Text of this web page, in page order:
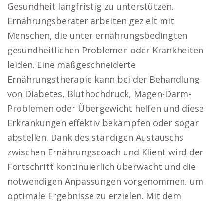
Gesundheit langfristig zu unterstützen.
Ernährungsberater arbeiten gezielt mit
Menschen, die unter ernährungsbedingten
gesundheitlichen Problemen oder Krankheiten
leiden. Eine maßgeschneiderte
Ernährungstherapie kann bei der Behandlung
von Diabetes, Bluthochdruck, Magen-Darm-
Problemen oder Übergewicht helfen und diese
Erkrankungen effektiv bekämpfen oder sogar
abstellen. Dank des ständigen Austauschs
zwischen Ernährungscoach und Klient wird der
Fortschritt kontinuierlich überwacht und die
notwendigen Anpassungen vorgenommen, um
optimale Ergebnisse zu erzielen. Mit dem